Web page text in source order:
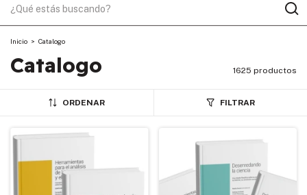
Inicio > Catalogo
Catalogo 1625 productos
ORDENAR FILTRAR